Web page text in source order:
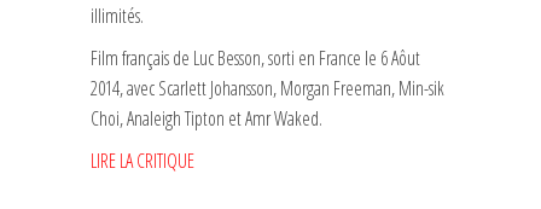
illimités.
Film français de Luc Besson, sorti en France le 6 Aôut
2014, avec Scarlett Johansson, Morgan Freeman, Min-sik
Choi, Analeigh Tipton et Amr Waked.
LIRE LA CRITIQUE